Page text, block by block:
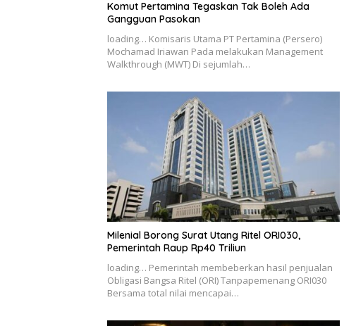
Komut Pertamina Tegaskan Tak Boleh Ada
Gangguan Pasokan
loading… Komisaris Utama PT Pertamina (Persero)
Mochamad Iriawan Pada melakukan Management
Walkthrough (MWT) Di sejumlah…
Milenial Borong Surat Utang Ritel ORI030,
Pemerintah Raup Rp40 Triliun
loading… Pemerintah membeberkan hasil penjualan
Obligasi Bangsa Ritel (ORI) Tanpapemenang ORI030
Bersama total nilai mencapai…